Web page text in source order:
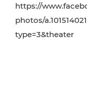
https://
photos/
type=3&theater